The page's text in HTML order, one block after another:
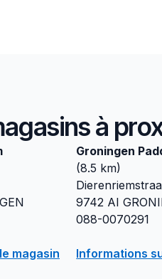
à
magasin
Groningen
(8.5 km)
9742 AI
088-0070291
Informations